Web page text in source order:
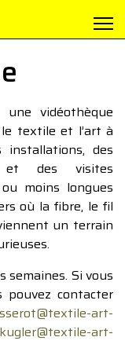
une vidéothèque
textile et l’art à
des
et des visites
moins longues
où la fibre, le fil
un terrain
semaines. Si vous
contacter
art-
art-